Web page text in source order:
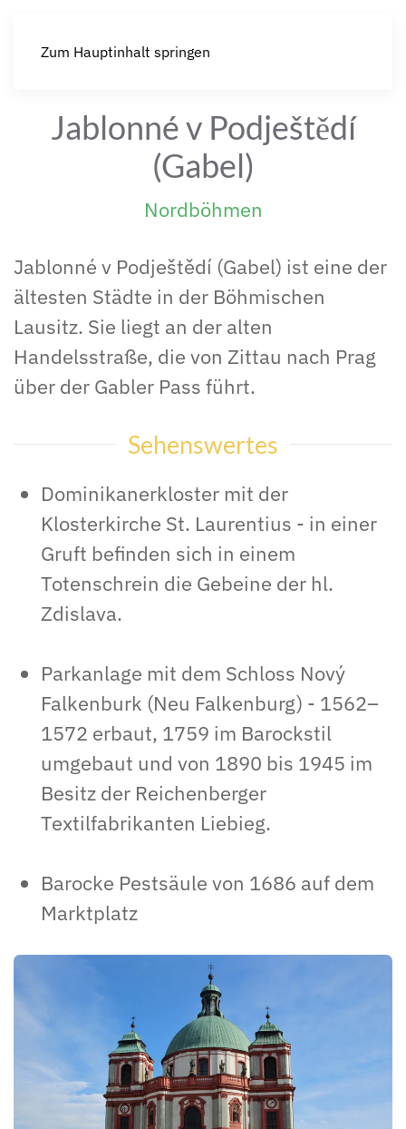
Zum Hauptinhalt springen
Jablonné v Podještědí
(Gabel)
Nordböhmen
Jablonné v Podještědí (Gabel) ist eine der
ältesten Städte in der Böhmischen
Lausitz. Sie liegt an der alten
Handelsstraße, die von Zittau nach Prag
über der Gabler Pass führt.
Sehenswertes
Dominikanerkloster mit der
Klosterkirche St. Laurentius - in einer
Gruft befinden sich in einem
Totenschrein die Gebeine der hl.
Zdislava.
Parkanlage mit dem Schloss Nový
Falkenburk (Neu Falkenburg) - 1562–
1572 erbaut, 1759 im Barockstil
umgebaut und von 1890 bis 1945 im
Besitz der Reichenberger
Textilfabrikanten Liebieg.
Barocke Pestsäule von 1686 auf dem
Marktplatz